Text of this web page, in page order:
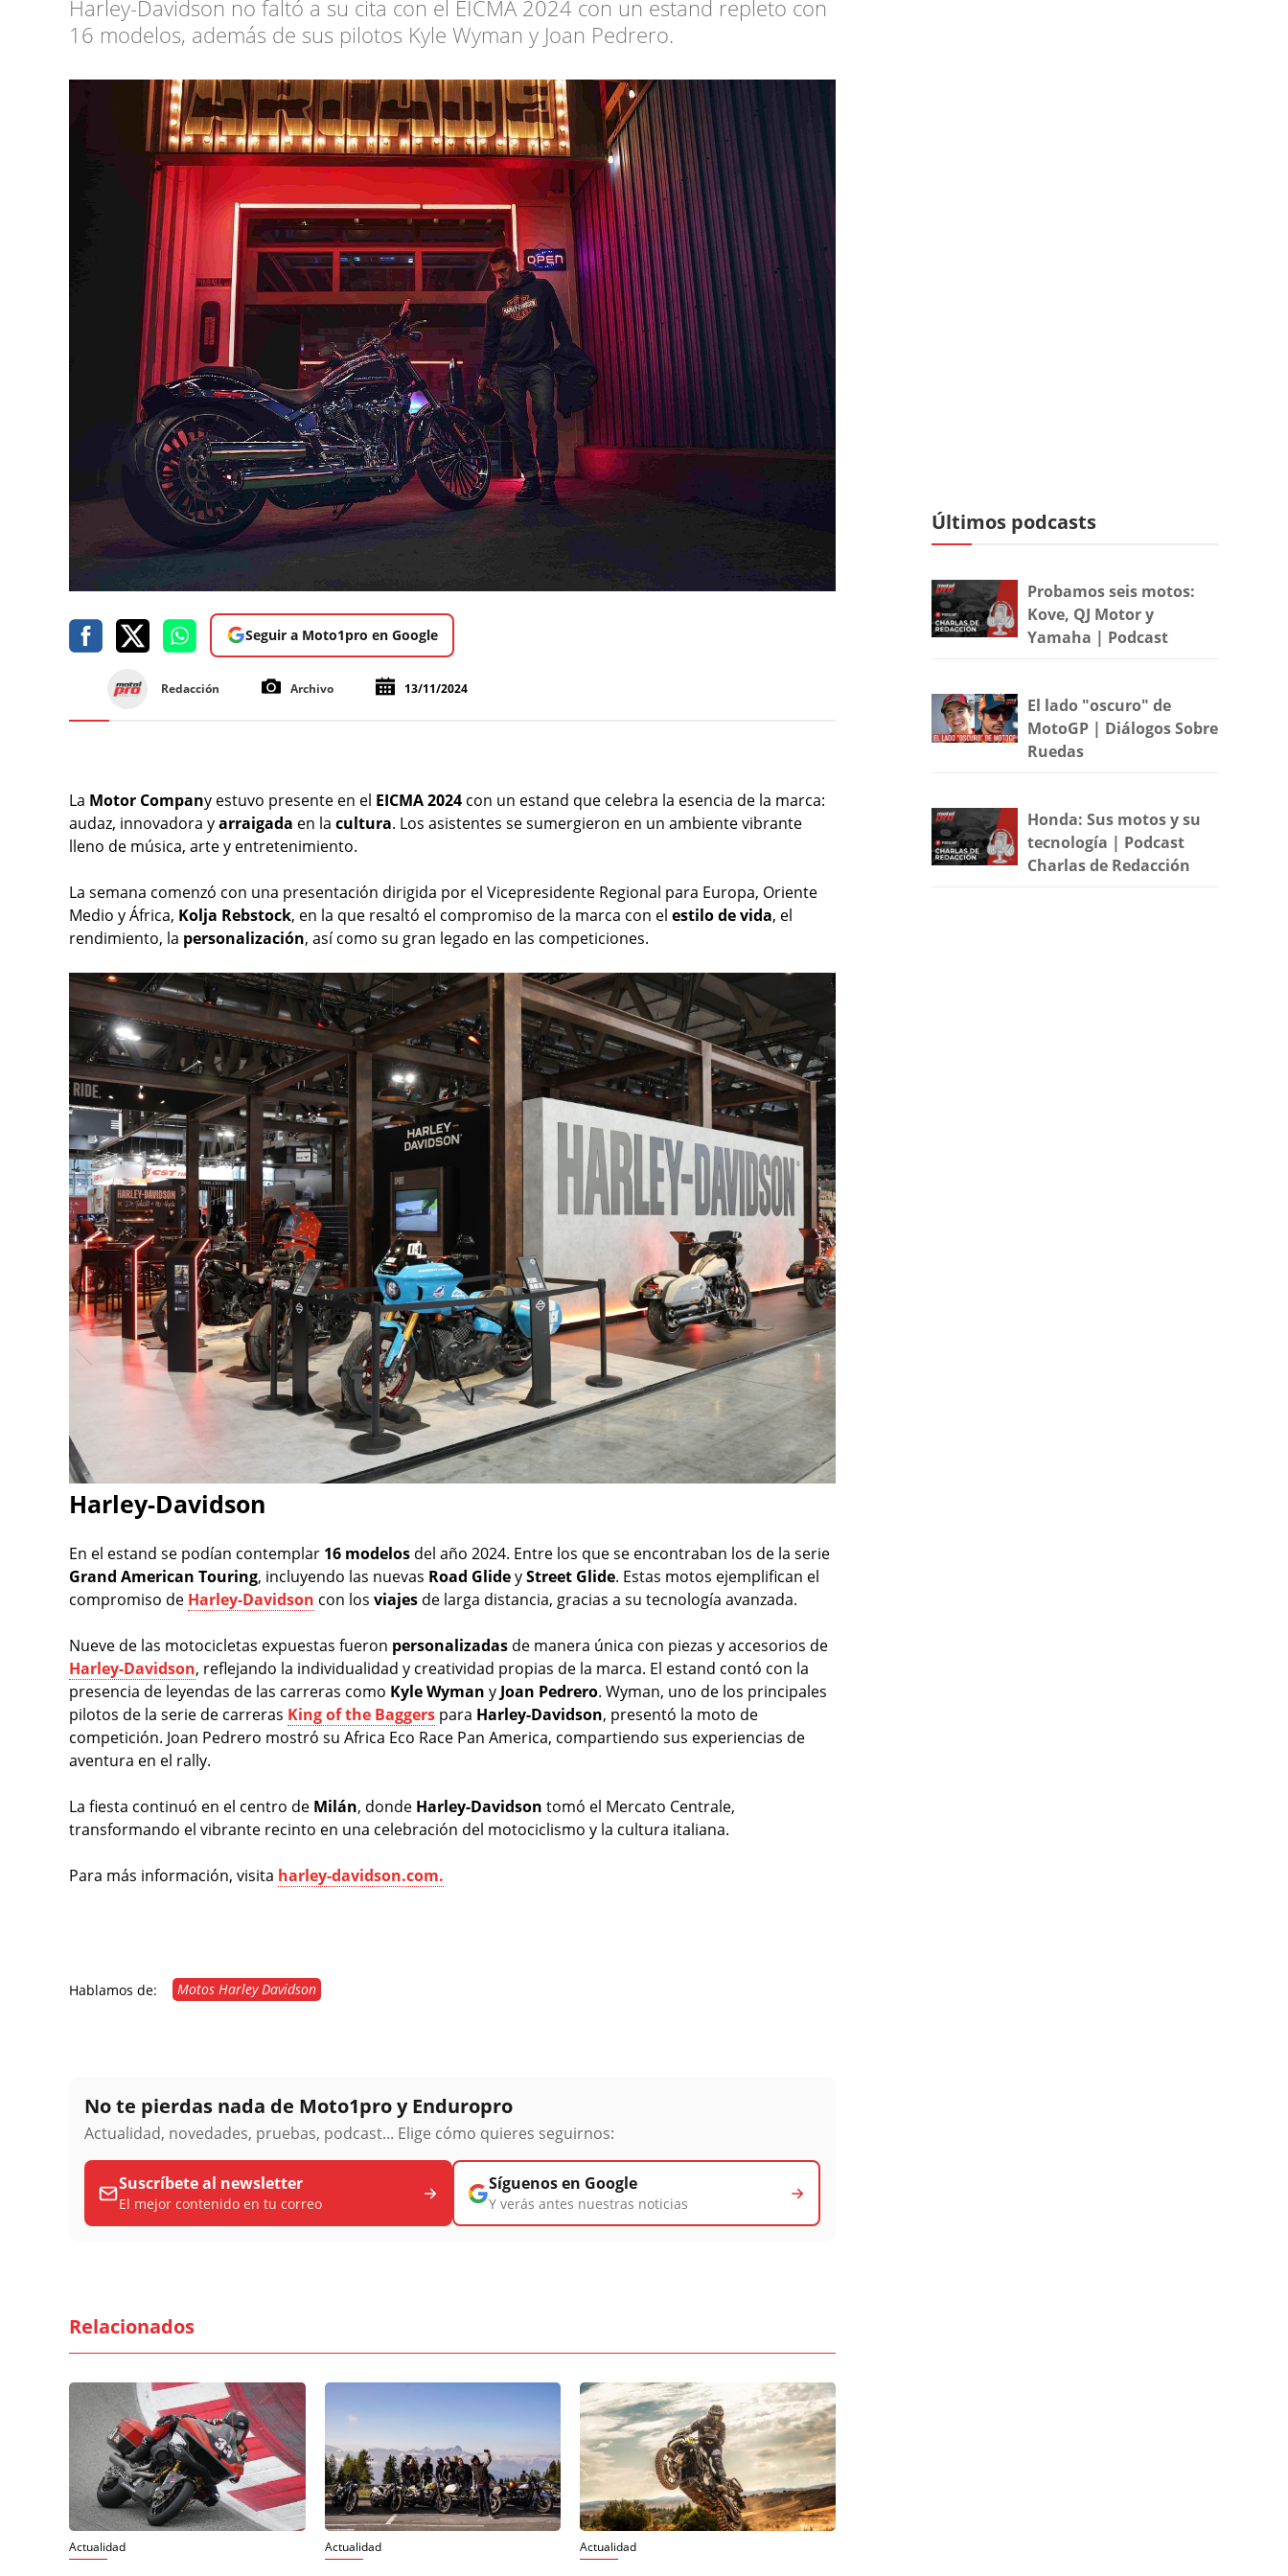
Harley-Davidson no faltó a su cita con el EICMA 2024 con un estand repleto con
16 modelos, además de sus pilotos Kyle Wyman y Joan Pedrero.
Seguir a Moto1pro en Google
Redacción Archivo 13/11/2024
La Motor Company estuvo presente en el EICMA2024 con un estand que celebra la esencia de la marca:
audaz, innovadora yarraigada en la cultura. Los asistentes se sumergieron en un ambiente vibrante
lleno de música, arte y entretenimiento.
La semana comenzó con una presentación dirigida por el Vicepresidente Regional para Europa, Oriente
Medio y África, Kolja Rebstock, en la que resaltó el compromiso de la marca con el estilodevida, el
rendimiento, la personalización, así como su gran legado en las competiciones.
Harley-Davidson
En el estand se podían contemplar 16 modelos del año 2024. Entre los que se encontraban los de la serie
Grand American Touring, incluyendo las nuevas Road GlideyStreet Glide. Estas motos ejemplifican el
compromiso de Harley-Davidson con los viajes de larga distancia, gracias a su tecnología avanzada.
Nueve de las motocicletas expuestas fueron personalizadas de manera única con piezas y accesorios de
Harley-Davidson, reflejando la individualidad y creatividad propias de la marca. El estand contó con la
presencia de leyendas de las carreras como Kyle Wyman y Joan Pedrero. Wyman, uno de los principales
pilotos de la serie de carreras King of the Baggers para Harley-Davidson, presentó la moto de
competición. Joan Pedrero mostró su Africa Eco Race Pan America, compartiendo sus experiencias de
aventura en el rally.
La fiesta continuó en el centro de Milán, donde Harley-Davidson tomó el Mercato Centrale,
transformando el vibrante recinto en una celebración del motociclismo y la cultura italiana.
Para más información, visita harley-davidson.com.
Hablamos de: Motos Harley Davidson
No te pierdas nada de Moto1pro y Enduropro
Actualidad, novedades, pruebas, podcast... Elige cómo quieres seguirnos:
Suscríbete al newsletter
El mejor contenido en tu correo
Síguenos en Google
Y verás antes nuestras noticias
Relacionados
Actualidad Actualidad Actualidad
Últimos podcasts
Probamos seis motos:
Kove, QJ Motor y
Yamaha | Podcast
El lado "oscuro" de
MotoGP | Diálogos Sobre
Ruedas
Honda: Sus motos y su
tecnología | Podcast
Charlas de Redacción